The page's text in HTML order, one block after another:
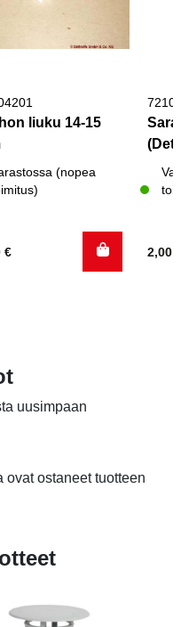
liuku 14-15
(nopea
€ 2,00
uusimpaan
ovat ostaneet tuotteen